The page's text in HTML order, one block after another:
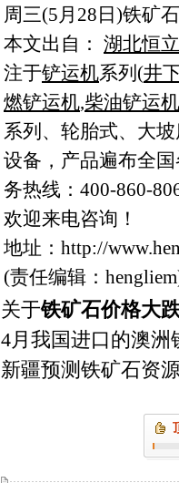
周三(5月28日)铁矿
本文出自： 湖北恒
注于铲运机系列(井
燃铲运机,柴油铲运机
系列、轮胎式、大
设备，产品遍布全
务热线：400-860-
欢迎来电咨询！
地址： http://
(责任编辑：
关于铁矿石价格大
4月我国进口的澳洲
新疆预测铁矿石资